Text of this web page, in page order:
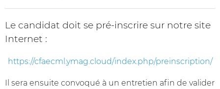
Le candidat doit se pré-inscrire sur notre site
Internet :
https://cfaecml.ymag.cloud/index.php/preinscription/
Il sera ensuite convoqué à un entretien afin de valider